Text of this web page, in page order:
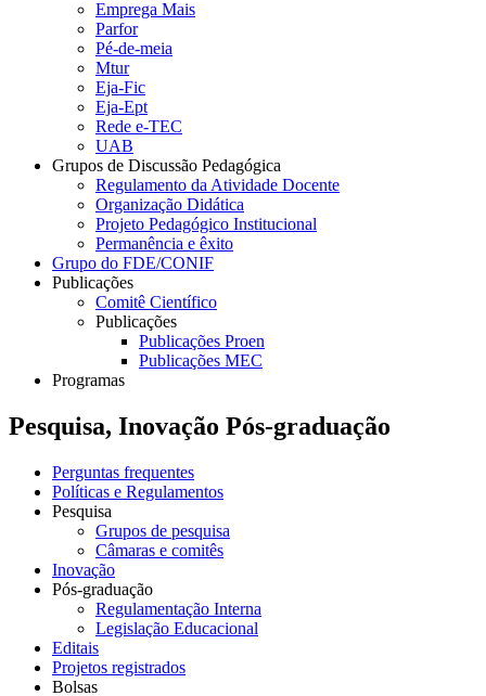
Emprega Mais
Parfor
Pé-de-meia
Mtur
Eja-Fic
Eja-Ept
Rede e-TEC
UAB
Grupos de Discussão Pedagógica
Regulamento da Atividade Docente
Organização Didática
Projeto Pedagógico Institucional
Permanência e êxito
Grupo do FDE/CONIF
Publicações
Comitê Científico
Publicações
Publicações Proen
Publicações MEC
Programas
Pesquisa, Inovação Pós-graduação
Perguntas frequentes
Políticas e Regulamentos
Pesquisa
Grupos de pesquisa
Câmaras e comitês
Inovação
Pós-graduação
Regulamentação Interna
Legislação Educacional
Editais
Projetos registrados
Bolsas